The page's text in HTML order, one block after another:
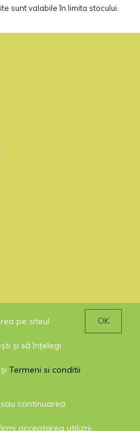
sunt valabile în limita stocului.
pe siteul
și să înțelegi
și Termeni si conditii.
continuarea
acceptarea utilizrii
OK